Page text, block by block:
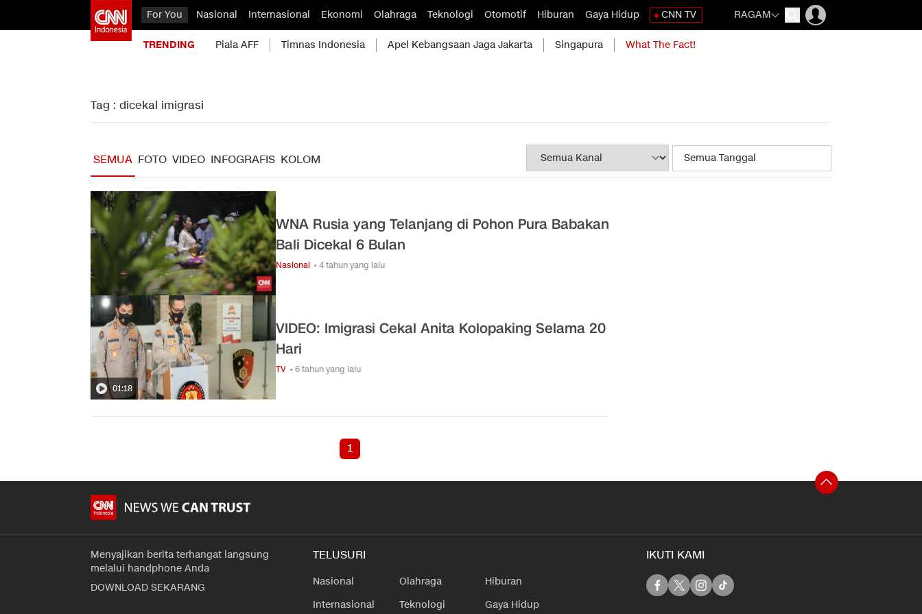
For You Nasional Internasional Ekonomi Olahraga Teknologi Otomotif Hiburan Gaya Hidup CNN TV RAGAM
TRENDING Piala AFF Timnas Indonesia Apel Kebangsaan Jaga Jakarta Singapura What The Fact!
Tag : dicekal imigrasi
SEMUA FOTO VIDEO INFOGRAFIS KOLOM
WNA Rusia yang Telanjang di Pohon Pura Babakan
Bali Dicekal 6 Bulan
Nasional • 4 tahun yang lalu
01:18
VIDEO: Imigrasi Cekal Anita Kolopaking Selama 20
Hari
TV • 6 tahun yang lalu
1
Menyajikan berita terhangat langsung
melalui handphone Anda
DOWNLOAD SEKARANG
TELUSURI
Nasional
Internasional
Olahraga
Teknologi
Hiburan
Gaya Hidup
IKUTI KAMI